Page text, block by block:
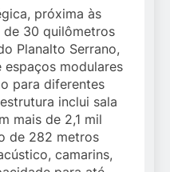
próxima às
de 30 quilômetros
Planalto Serrano,
modulares
para diferentes
inclui sala
mais de 2,1 mil
de 282 metros
camarins,